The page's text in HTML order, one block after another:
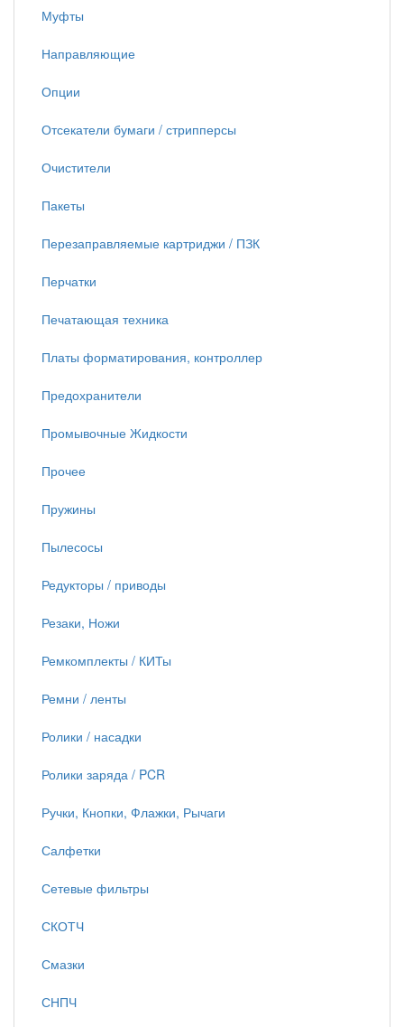
Муфты
Направляющие
Опции
Отсекатели бумаги / стрипперсы
Очистители
Пакеты
Перезаправляемые картриджи / ПЗК
Перчатки
Печатающая техника
Платы форматирования, контроллер
Предохранители
Промывочные Жидкости
Прочее
Пружины
Пылесосы
Редукторы / приводы
Резаки, Ножи
Ремкомплекты / КИТы
Ремни / ленты
Ролики / насадки
Ролики заряда / PCR
Ручки, Кнопки, Флажки, Рычаги
Салфетки
Сетевые фильтры
СКОТЧ
Смазки
СНПЧ